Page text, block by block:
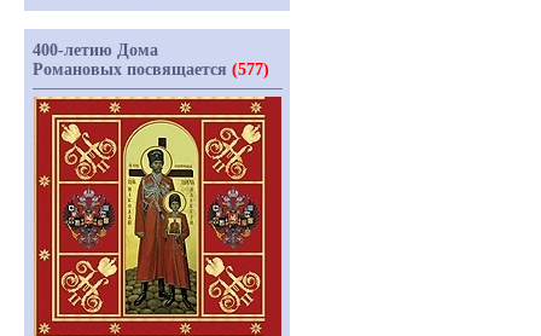
400-летию Дома
Романовых посвящается (577)